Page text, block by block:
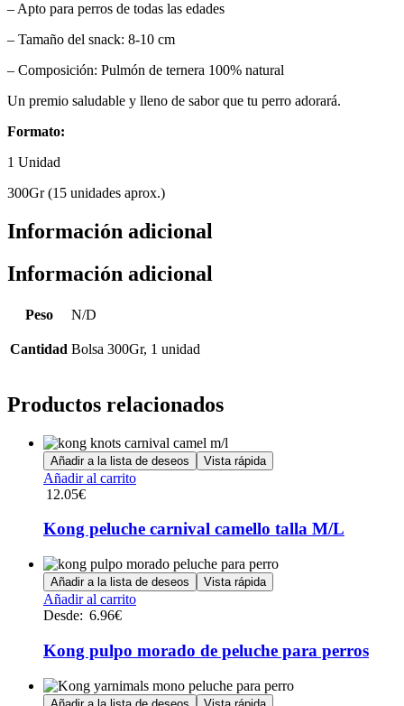
– Apto para perros de todas las edades
– Tamaño del snack: 8-10 cm
– Composición: Pulmón de ternera 100% natural
Un premio saludable y lleno de sabor que tu perro adorará.
Formato:
1 Unidad
300Gr (15 unidades aprox.)
Información adicional
Información adicional
Peso N/D
Cantidad Bolsa 300Gr, 1 unidad
Productos relacionados
Añadir a la lista de deseos Vista rápida
Añadir al carrito
12.05€
Kong peluche carnival camello talla M/L
Añadir a la lista de deseos Vista rápida
Añadir al carritoEste
múltiples
variantes.
Las
opciones
Desde: 6.96€
Kong pulpo morado de peluche para perros
Añadir a la lista de deseos Vista rápida